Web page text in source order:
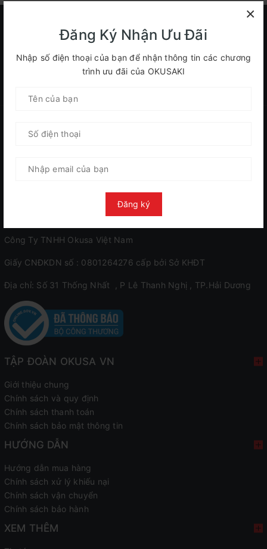
Đăng Ký Nhận Ưu Đãi
Nhập số điện thoại của bạn để nhận thông tin các chương
trình ưu đãi của OKUSAKI
Đăng ký
×
ĐĂNG KÝ ĐỂ NHẬN BẢN TIN
Công Ty TNHH Okusa Việt Nam
Giấy CNĐKDN số : 0801264276 cấp bởi Sở KHĐT
Địa chỉ: Số 31 Thống Nhất , P Lê Thanh Nghị , TP.Hải Dương
TẬP ĐOÀN OKUSA VN
Giới thiệu chung
Chính sách và quy định
Chính sách thanh toán
Chính sách bảo mật thông tin
HƯỚNG DẪN
Hướng dẫn mua hàng
Chính sách xử lý khiếu nại
Chính sách vận chuyển
Chính sách bảo hành
XEM THÊM